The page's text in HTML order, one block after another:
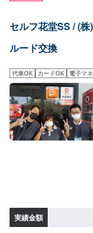
セルフ花堂SS / (
ルード交換
代車OK カードOK 電子マ
実績金額